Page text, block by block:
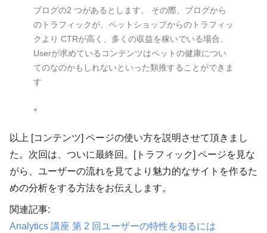
ブログの2 つがあるとします。 その際、ブログから
のトラフィックが、ペットショップからのトラフィッ
クより CTRが高く、多くの収益を稼いでいる場合、
Userが求めているコンテンツはペットの健康につい
てのなのかもしれないといった類推することができま
す
。
以上 [コンテンツ] ページの使い方を説明させて頂きまし
た。次回は、ついに最終回。[トラフィック] ページを見な
がら、ユーザーの流れを見てより魅力的なサイトを作るた
めの分析をする方法をお伝えします。
関連記事:
Analytics 講座 第 2 回ユーザーの特性を知るには